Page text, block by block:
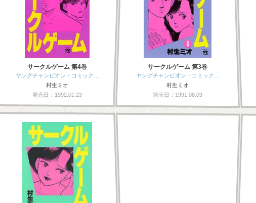
サークルゲーム 第4巻
ヤングチャンピオン・コミック…
村生ミオ
発売日：1992.01.23
サークルゲーム 第3巻
ヤングチャンピオン・コミック…
村生ミオ
発売日：1991.08.09